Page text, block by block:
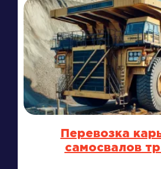
Перевозка
самосвалов